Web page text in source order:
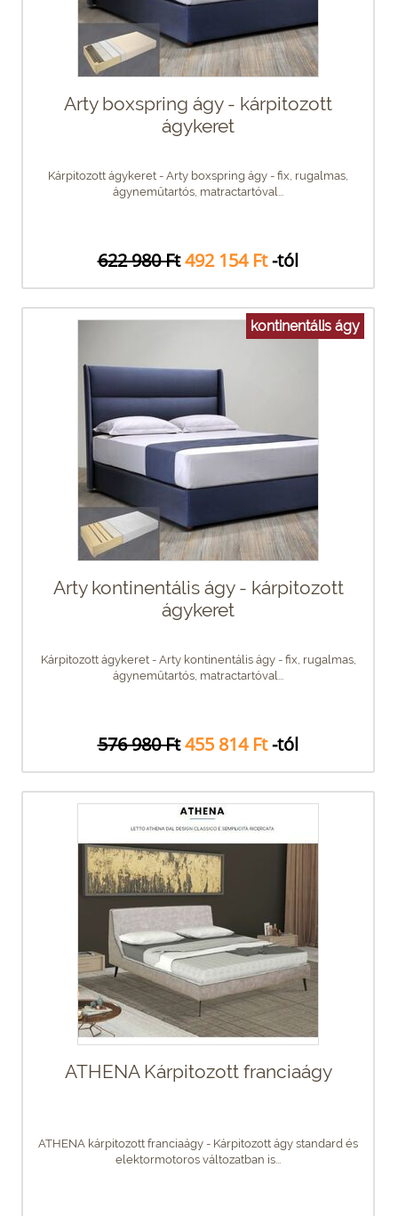
Arty boxspring ágy - kárpitozott
ágykeret
Kárpitozott ágykeret - Arty boxspring ágy - fix, rugalmas,
ágyneműtartós, matractartóval...
622 980 Ft 492 154 Ft-tól
kontinentális ágy
Arty kontinentális ágy - kárpitozott
ágykeret
Kárpitozott ágykeret - Arty kontinentális ágy - fix, rugalmas,
ágyneműtartós, matractartóval...
576 980 Ft 455 814 Ft-tól
ATHENA Kárpitozott franciaágy
ATHENA kárpitozott franciaágy - Kárpitozott ágy standard és
elektormotoros változatban is...